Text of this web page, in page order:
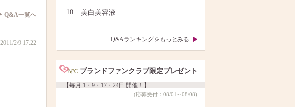
Q&A一覧へ
2011/2/9 17:22
10 美白美容液
Q&Aランキングをもっとみる
ブランドファンクラブ限定プレゼント
【毎月 1・9・17・24日 開催！】
(応募受付：08/01～08/08)